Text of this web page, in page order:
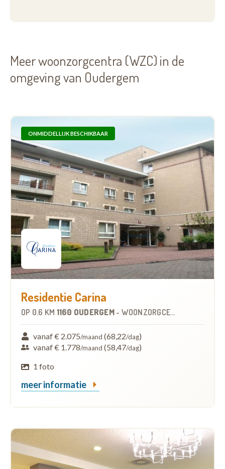
Meer woonzorgcentra (WZC) in de
omgeving van Oudergem
ONMIDDELLIJK BESCHIKBAAR
Residentie Carina
OP 0.6 KM 1160 OUDERGEM - WOONZORGCENTRUM (WZC)
vanaf € 2.075/maand (68,22/dag)
vanaf € 1.778/maand (58,47/dag)
1 foto
meer informatie